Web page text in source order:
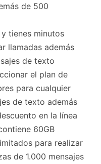
de 500
tienes minutos
llamadas además
de texto
el plan de
para cualquier
de texto además
en la línea
60GB
para realizar
de 1.000 mensajes